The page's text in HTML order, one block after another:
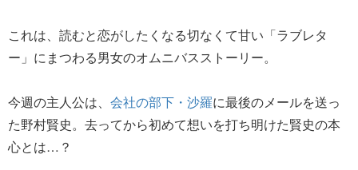
これは、読むと恋がしたくなる切なくて甘い「ラブレタ
ー」にまつわる男女のオムニバスストーリー。
今週の主人公は、 会社の部下・沙羅に最後のメールを送っ
た野村賢史。去ってから初めて想いを打ち明けた賢史の本
心とは…？